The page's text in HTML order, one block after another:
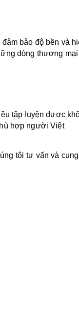
bảo độ bền và
dòng thương
tập luyện được
hợp người Việt
tôi tư vấn và